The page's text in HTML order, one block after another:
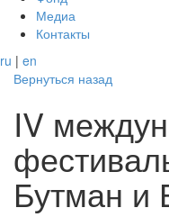
Медиа
Контакты
ru | en
Вернуться назад
IV
Бутман и